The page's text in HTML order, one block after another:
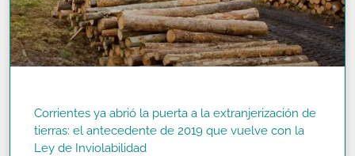
Corrientes ya abrió la puerta a la extranjerización de
tierras: el antecedente de 2019 que vuelve con la
Ley de Inviolabilidad